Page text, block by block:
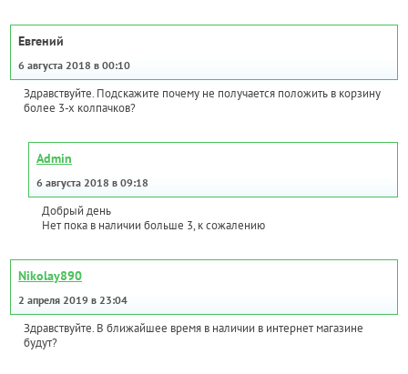
Евгений
6 августа 2018 в 00:10
Здравствуйте. Подскажите почему не получается положить в корзину
более 3-х колпачков?
Admin
6 августа 2018 в 09:18
Добрый день
Нет пока в наличии больше 3, к сожалению
Nikolay890
2 апреля 2019 в 23:04
Здравствуйте. В ближайшее время в наличии в интернет магазине
будут?